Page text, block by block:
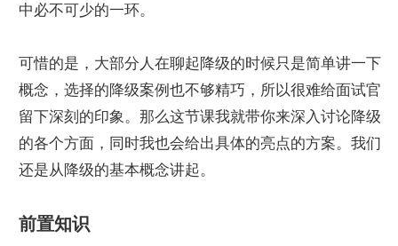
中必不可少的一环。
可惜的是，大部分人在聊起降级的时候只是简单讲一下
概念，选择的降级案例也不够精巧，所以很难给面试官
留下深刻的印象。那么这节课我就带你来深入讨论降级
的各个方面，同时我也会给出具体的亮点的方案。我们
还是从降级的基本概念讲起。
前置知识